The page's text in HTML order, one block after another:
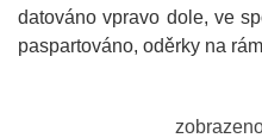
datováno vpravo dole, ve
paspartováno, oděrky na